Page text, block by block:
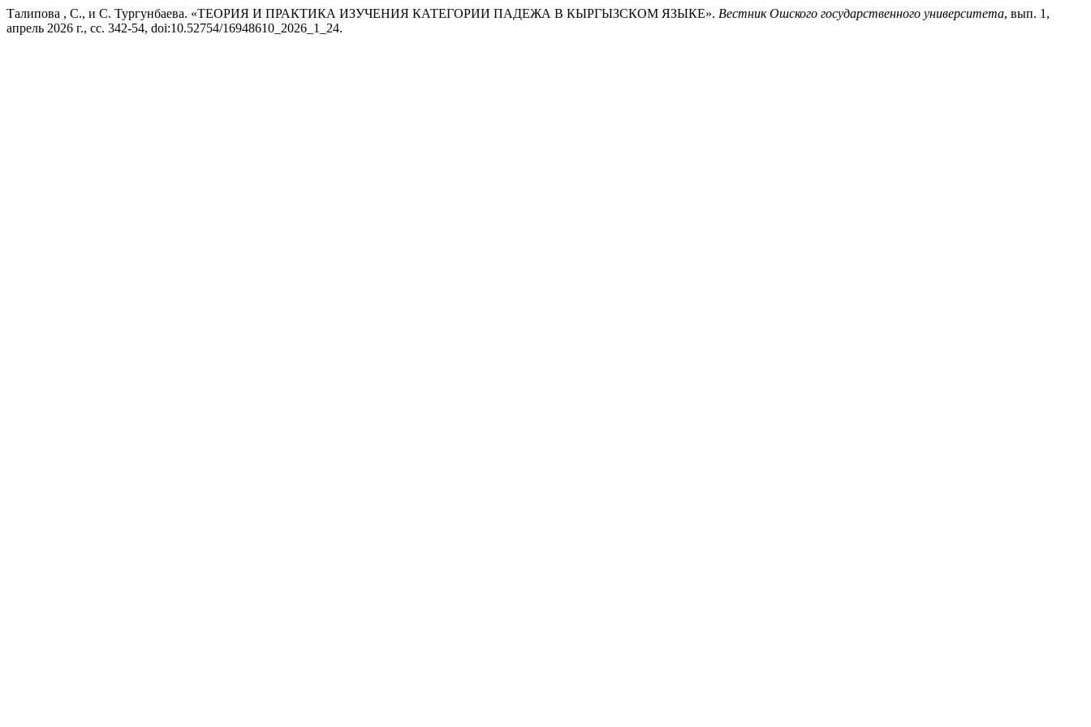
Талипова , С., и С. Тургунбаева. «ТЕОРИЯ И ПРАКТИКА ИЗУЧЕНИЯ КАТЕГОРИИ ПАДЕЖА В КЫРГЫЗСКОМ ЯЗЫКЕ». Вестник Ошского государственного университета, вып. 1,
апрель 2026 г., сс. 342-54, doi:10.52754/16948610_2026_1_24.